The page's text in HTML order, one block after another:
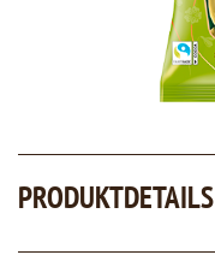
PRODUKTDETAILS